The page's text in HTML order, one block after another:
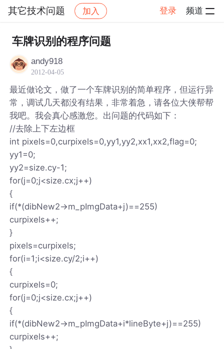
其它技术问题 加入 登录 频道
社区 其它技术问题 帖子详情
车牌识别的程序问题
andy918
2012-04-05
最近做论文，做了一个车牌识别的简单程序，但运行异
常，调试几天都没有结果，非常着急，请各位大侠帮帮
我吧。我会真心感激您。出问题的代码如下：
//去除上下左边框
int pixels=0,curpixels=0,yy1,yy2,xx1,xx2,flag=0;
yy1=0;
yy2=size.cy-1;
for(j=0;j<size.cx;j++)
{
if(*(dibNew2->m_pImgData+j)==255)
curpixels++;
}
pixels=curpixels;
for(i=1;i<size.cy/2;i++)
{
curpixels=0;
for(j=0;j<size.cx;j++)
{
if(*(dibNew2->m_pImgData+i*lineByte+j)==255)
curpixels++;